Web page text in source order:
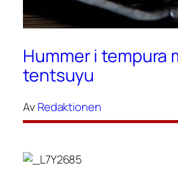
Hummer i tempura
tentsuyu
AvRedaktionen